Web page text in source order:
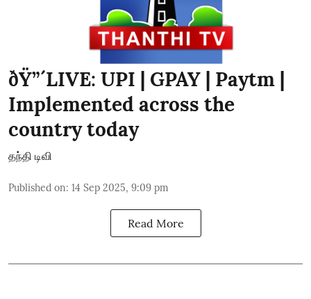
ðŸ”´LIVE: UPI | GPAY | Paytm |
Implemented across the
country today
தந்தி டிவி
Published on: 14 Sep 2025, 9:09 pm
Read More